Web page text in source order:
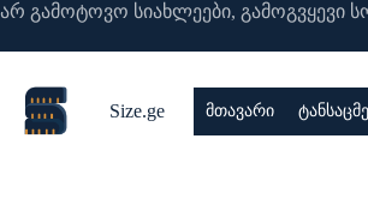
Skip
content
არ გამოტოვო სიახლეები, გამოგვყევი
Size.ge მთავარი